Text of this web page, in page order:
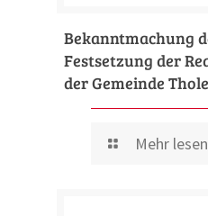
Bekanntmachung
Festsetzung der
der Gemeinde
Mehr lesen